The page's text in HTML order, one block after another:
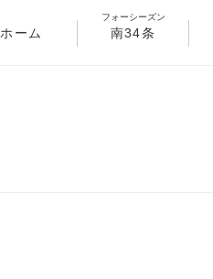
ホーム
フォーシーズン
南34条